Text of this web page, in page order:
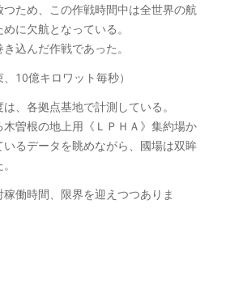
ため、この作戦時間中は全世界の航
に欠航となっている。
込んだ作戦であった。
10億キロワット毎秒）
、各拠点基地で計測している。
曽根の地上用《ＬＰＨＡ》集約場か
るデータを眺めながら、國場は双眸
稼働時間、限界を迎えつつありま